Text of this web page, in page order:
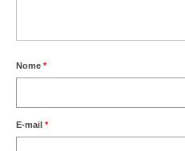
Nome *
E-mail *